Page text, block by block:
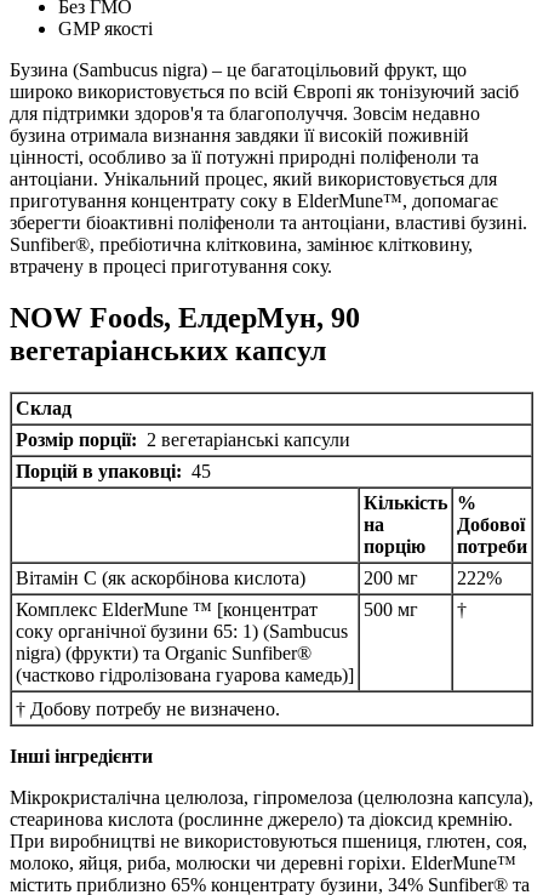
Без ГМО
GMP якості
Бузина (Sambucus nigra) – це багатоцільовий фрукт, що
широко використовується по всій Європі як тонізуючий засіб
для підтримки здоров'я та благополуччя. Зовсім недавно
бузина отримала визнання завдяки її високій поживній
цінності, особливо за її потужні природні поліфеноли та
антоціани. Унікальний процес, який використовується для
приготування концентрату соку в ElderMune™, допомагає
зберегти біоактивні поліфеноли та антоціани, властиві бузині.
Sunfiber®, пребіотична клітковина, замінює клітковину,
втрачену в процесі приготування соку.
NOW Foods, ЕлдерМун, 90
вегетаріанських капсул
Склад
Розмір порції: 2 вегетаріанські капсули
Порцій в упаковці: 45
Кількість
на
порцію
%
Добової
потреби
Вітамін С (як аскорбінова кислота)
200 мг
222%
Комплекс ElderMune ™ [концентрат
соку органічної бузини 65: 1) (Sambucus
nigra) (фрукти) та Organic Sunfiber®
(частково гідролізована гуарова камедь)]
500 мг †
† Добову потребу не визначено.
Інші інгредієнти
Мікрокристалічна целюлоза, гіпромелоза (целюлозна капсула),
стеаринова кислота (рослинне джерело) та діоксид кремнію.
При виробництві не використовуються пшениця, глютен, соя,
молоко, яйця, риба, молюски чи деревні горіхи. ElderMune™
містить приблизно 65% концентрату бузини, 34% Sunfiber® та